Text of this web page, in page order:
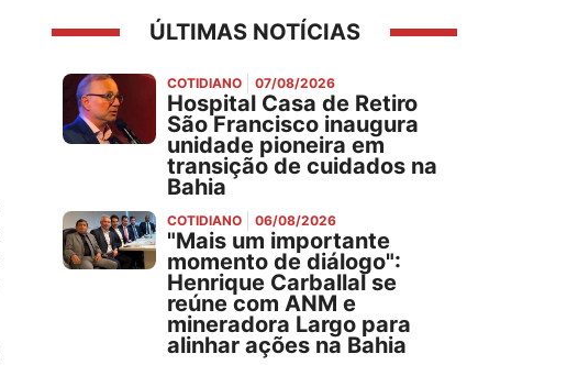
ÚLTIMAS NOTÍCIAS
COTIDIANO 07/08/2026
Hospital Casa de Retiro
São Francisco inaugura
unidade pioneira em
transição de cuidados na
Bahia
COTIDIANO 06/08/2026
"Mais um importante
momento de diálogo":
Henrique Carballal se
reúne com ANM e
mineradora Largo para
alinhar ações na Bahia